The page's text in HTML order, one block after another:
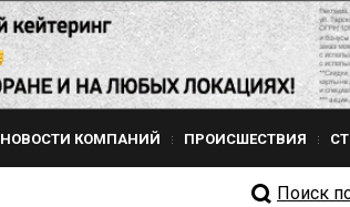
НОВОСТИ КОМПАНИЙ ПРОИСШЕСТВИЯ
Поиск